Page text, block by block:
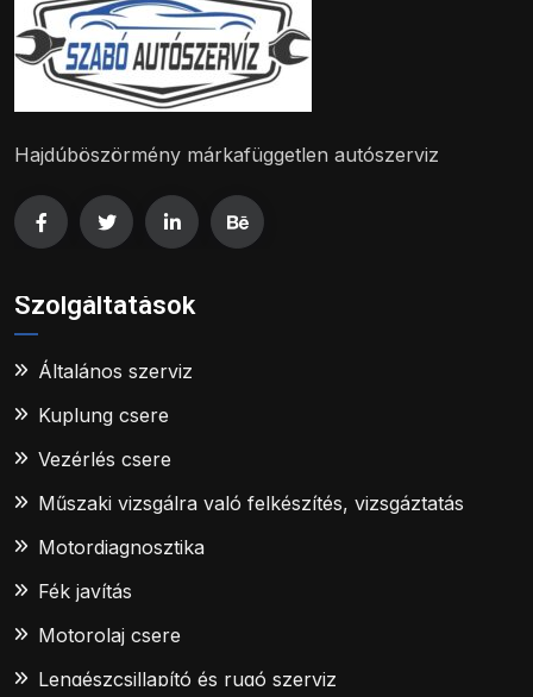
Hajdúböszörmény márkafüggetlen autószerviz
Szolgáltatások
Általános szerviz
Kuplung csere
Vezérlés csere
Műszaki vizsgálra való felkészítés, vizsgáztatás
Motordiagnosztika
Fék javítás
Motorolaj csere
Lengészcsillapító és rugó szerviz